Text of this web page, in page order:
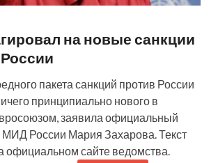
на новые санкции
пакета санкций против России
принципиально нового в
заявила официальный
МИД России Мария Захарова. Текст
официальном сайте ведомства.